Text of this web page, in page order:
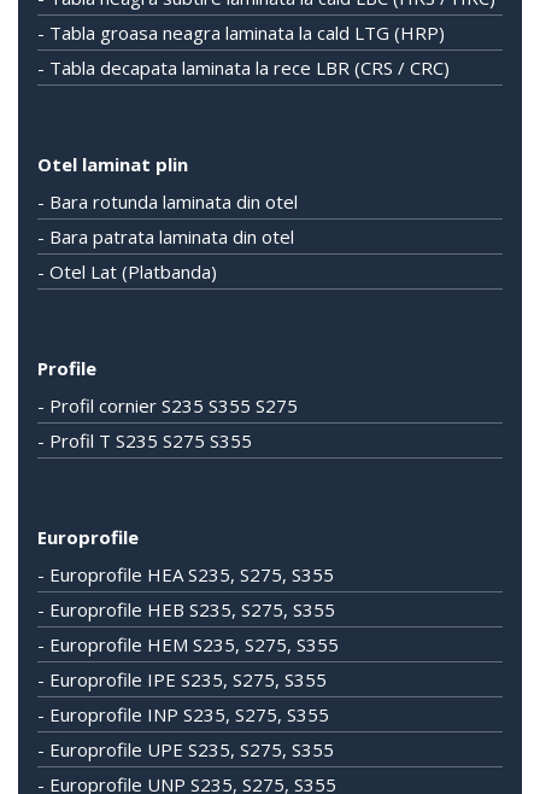
- Tabla groasa neagra laminata la cald LTG (HRP)
- Tabla decapata laminata la rece LBR (CRS / CRC)
Otel laminat plin
- Bara rotunda laminata din otel
- Bara patrata laminata din otel
- Otel Lat (Platbanda)
Profile
- Profil cornier S235 S355 S275
- Profil T S235 S275 S355
Europrofile
- Europrofile HEA S235, S275, S355
- Europrofile HEB S235, S275, S355
- Europrofile HEM S235, S275, S355
- Europrofile IPE S235, S275, S355
- Europrofile INP S235, S275, S355
- Europrofile UPE S235, S275, S355
- Europrofile UNP S235, S275, S355